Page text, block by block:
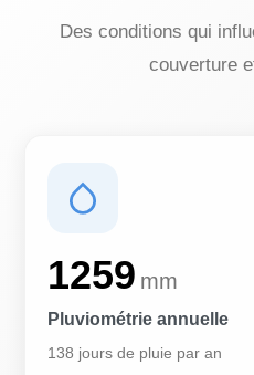
Des conditions qui
couverture
1259 mm
Pluviométrie annuelle
138 jours de pluie par an